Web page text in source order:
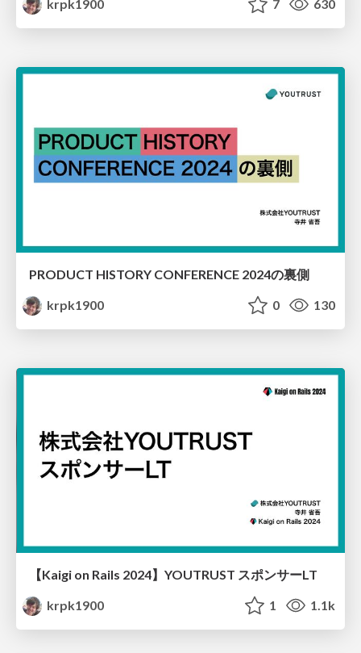
krpk1900
7 630
PRODUCT HISTORY CONFERENCE 2024の裏側
krpk1900
0 130
【Kaigi on Rails 2024】YOUTRUST スポンサーLT
krpk1900
1 1.1k